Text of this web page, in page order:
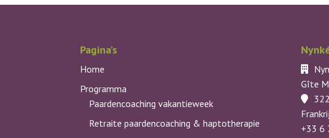
Pagina’s
Home
Programma
Paardencoaching vakantieweek
Retraite paardencoaching & haptotherapie
Gîte
+33 6